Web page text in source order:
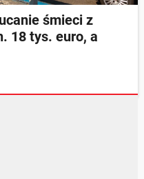
śmieci z
18 tys. euro, a